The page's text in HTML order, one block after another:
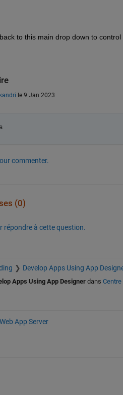
to this main drop down to
le 9 Jan 2023
commenter.
(0)
répondre à cette question.
Develop Apps Using App
Apps Using App Designerdans Centre
App Server